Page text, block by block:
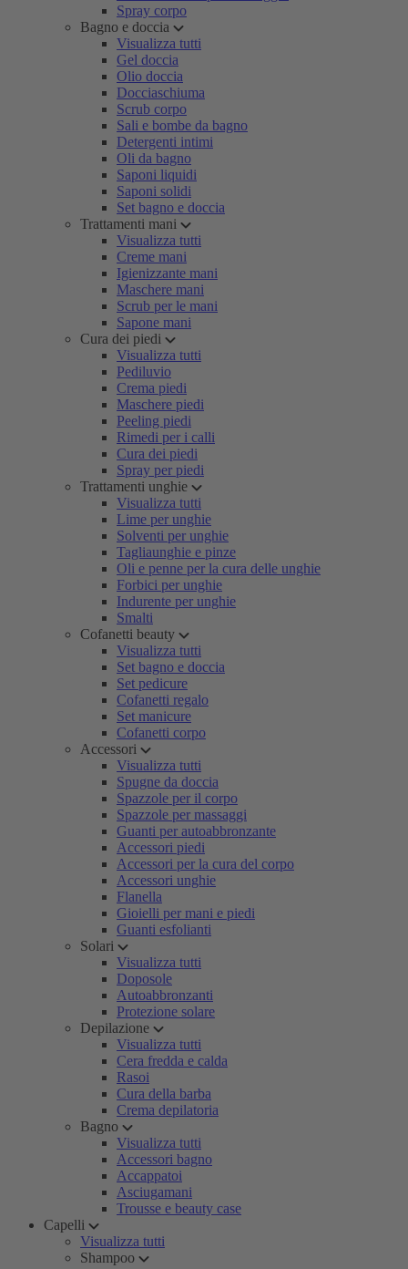
Spray corpo
Bagno e doccia
Visualizza tutti
Gel doccia
Olio doccia
Docciaschiuma
Scrub corpo
Sali e bombe da bagno
Detergenti intimi
Oli da bagno
Saponi liquidi
Saponi solidi
Set bagno e doccia
Trattamenti mani
Visualizza tutti
Creme mani
Igienizzante mani
Maschere mani
Scrub per le mani
Sapone mani
Cura dei piedi
Visualizza tutti
Pediluvio
Crema piedi
Maschere piedi
Peeling piedi
Rimedi per i calli
Cura dei piedi
Spray per piedi
Trattamenti unghie
Visualizza tutti
Lime per unghie
Solventi per unghie
Tagliaunghie e pinze
Oli e penne per la cura delle unghie
Forbici per unghie
Indurente per unghie
Smalti
Cofanetti beauty
Visualizza tutti
Set bagno e doccia
Set pedicure
Cofanetti regalo
Set manicure
Cofanetti corpo
Accessori
Visualizza tutti
Spugne da doccia
Spazzole per il corpo
Spazzole per massaggi
Guanti per autoabbronzante
Accessori piedi
Accessori per la cura del corpo
Accessori unghie
Flanella
Gioielli per mani e piedi
Guanti esfolianti
Solari
Visualizza tutti
Doposole
Autoabbronzanti
Protezione solare
Depilazione
Visualizza tutti
Cera fredda e calda
Rasoi
Cura della barba
Crema depilatoria
Bagno
Visualizza tutti
Accessori bagno
Accappatoi
Asciugamani
Trousse e beauty case
Capelli
Visualizza tutti
Shampoo